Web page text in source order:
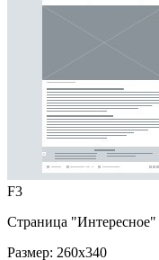
F3
Страница "Интересное"
Размер: 260x340